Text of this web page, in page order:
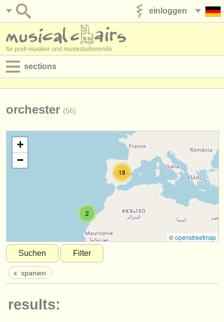
einloggen
für profi-musiker und musikstudierende
sections
jobs - verwaltung
degree courses
musikwettbewerbe
instrumentenverkauf
gestohlene instrumente
verzeichnisse:
orchester (56)
2
18
+
−
©openstreetmap
Suchen
Filter
x spanien
results: